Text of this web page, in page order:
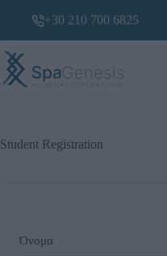
+30 210 700 6825
Student Registration
Όνομα